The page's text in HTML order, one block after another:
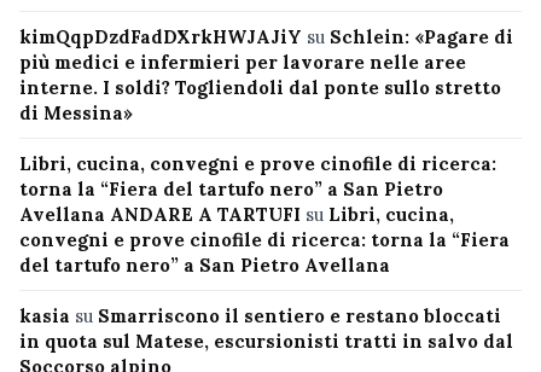
kimQqpDzdFadDXrkHWJAJiY su Schlein: «Pagare di
più medici e infermieri per lavorare nelle aree
interne. I soldi? Togliendoli dal ponte sullo stretto
di Messina»
Libri, cucina, convegni e prove cinofile di ricerca:
torna la “Fiera del tartufo nero” a San Pietro
Avellana ANDARE A TARTUFI su Libri, cucina,
convegni e prove cinofile di ricerca: torna la “Fiera
del tartufo nero” a San Pietro Avellana
kasia su Smarriscono il sentiero e restano bloccati
in quota sul Matese, escursionisti tratti in salvo dal
Soccorso alpino